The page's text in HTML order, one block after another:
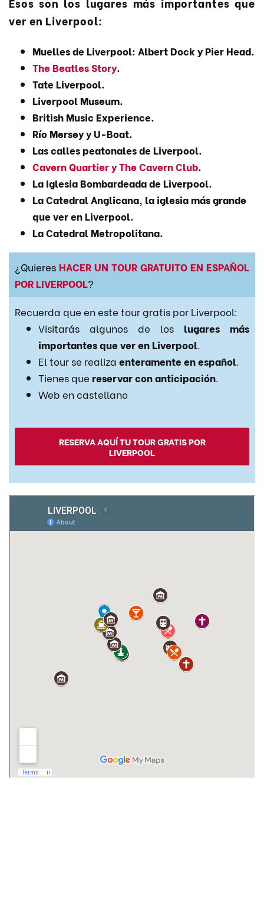
ver en Liverpool:
Muelles de Liverpool: Albert Dock y Pier Head.
The Beatles Story.
Tate Liverpool.
Liverpool Museum.
British Music Experience.
Río Mersey y U-Boat.
Las calles peatonales de Liverpool.
Cavern Quartier y The Cavern Club.
La Iglesia Bombardeada de Liverpool.
La Catedral Anglicana, la iglesia más grande
que ver en Liverpool.
La Catedral Metropolitana.
¿Quieres HACER UN TOUR GRATUITO EN ESPAÑOL
POR LIVERPOOL?
Recuerda que en este tour gratis por Liverpool:
Visitarás algunos de los lugares más
importantes que ver en Liverpool.
El tour se realiza enteramente en español.
Tienes que reservar con anticipación.
Web en castellano
RESERVA AQUÍ TU TOUR GRATIS POR
LIVERPOOL